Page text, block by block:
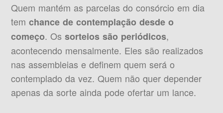
Quem mantém as parcelas do consórcio em dia
temchance de contemplação desde o
começo. Ossorteios são periódicos,
acontecendo mensalmente. Eles são realizados
nas assembleias e definem quem será o
contemplado da vez. Quem não quer depender
apenas da sorte ainda pode ofertar um lance.